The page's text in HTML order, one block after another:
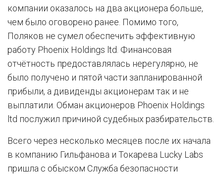
компании оказалось на два акционера больше,
чем было оговорено ранее. Помимо того,
Поляков не сумел обеспечить эффективную
работу Phoenix Holdings ltd. Финансовая
отчётность предоставлялась нерегулярно, не
было получено и пятой части запланированной
прибыли, а дивиденды акционерам так и не
выплатили. Обман акционеров Phoenix Holdings
ltd послужил причиной судебных разбирательств.
Всего через несколько месяцев после их начала
в компанию Гильфанова и Токарева Lucky Labs
пришла с обыском Служба безопасности